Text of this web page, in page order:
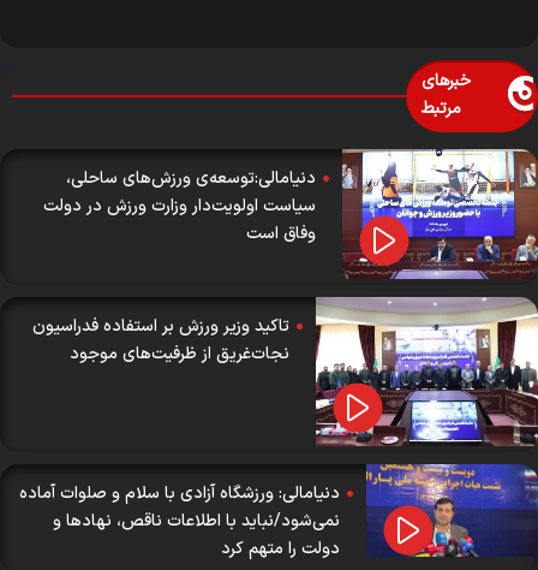
خبرهای
مرتبط
دنیامالی:توسعه‌ی ورزش‌های ساحلی،
سیاست اولویت‌دار وزارت ورزش در دولت
وفاق است
تاکید وزیر ورزش بر استفاده فدراسیون
نجات‌غریق از ظرفیت‌های موجود
دنیامالی: ورزشگاه آزادی با سلام و صلوات آماده
نمی‌شود/نباید با اطلاعات ناقص، نهادها و
دولت را متهم کرد